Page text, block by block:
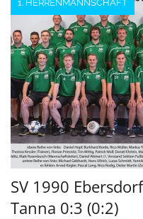
1. HERRENMANNSCHAFT
SV 1990
Tanna 0:3 (0:2)